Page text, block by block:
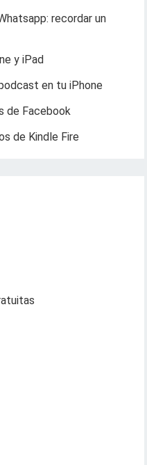
recordar un
y iPad
en tu iPhone
de Facebook
de Kindle Fire